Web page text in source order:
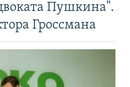
Пушкина".
Гроссмана